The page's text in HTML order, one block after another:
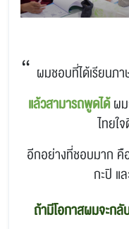
“ ผมชอบที่ได้เรียนภา
แล้วสามารถพูดได้ผม
ไทยใ
อีกอย่างที่ชอบมาก คื
กะปิ แ
ถ้ามีโอกาสผมจะกลั